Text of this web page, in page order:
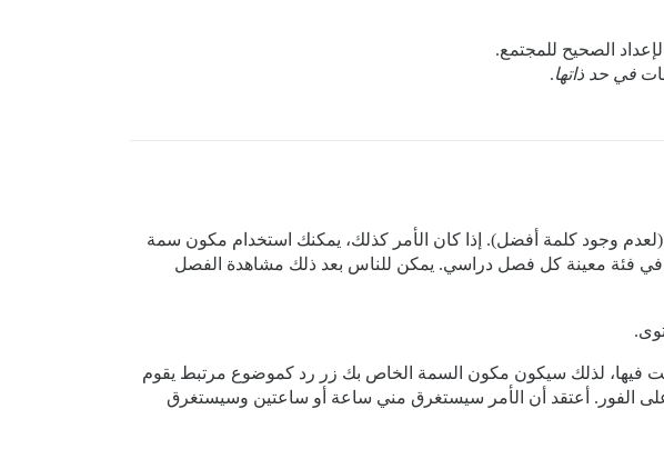
الصحيح للمجتمع.
في حد ذاتها.
وجود كلمة أفضل). إذا كان الأمر كذلك، يمكنك استخدام مكون سمة
فئة معينة كل فصل دراسي. يمكن للناس بعد ذلك مشاهدة الفصل
فيها، لذلك سيكون مكون السمة الخاص بك زر رد كموضوع مرتبط يقوم
الفور. أعتقد أن الأمر سيستغرق مني ساعة أو ساعتين وسيستغرق